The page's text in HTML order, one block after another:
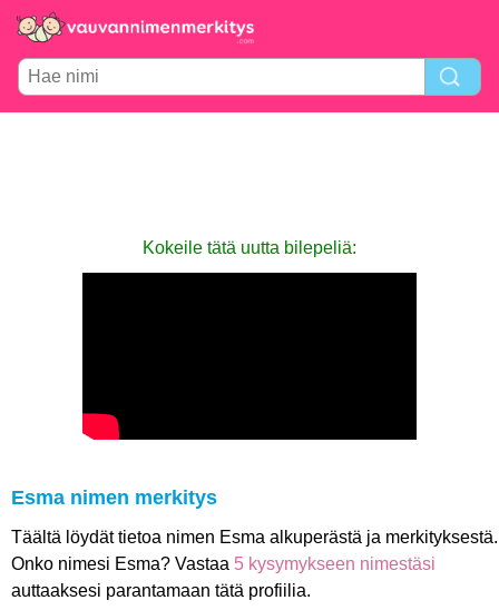
Kokeile tätä uutta bilepeliä:
Esma nimen merkitys
Täältä löydät tietoa nimen Esma alkuperästä ja merkityksestä.
Onko nimesi Esma? Vastaa 5 kysymykseen nimestäsi
auttaaksesi parantamaan tätä profiilia.